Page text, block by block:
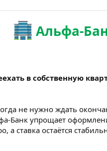
Альфа-
в собственную
не нужно ждать
Банк упрощает
а ставка остаётся